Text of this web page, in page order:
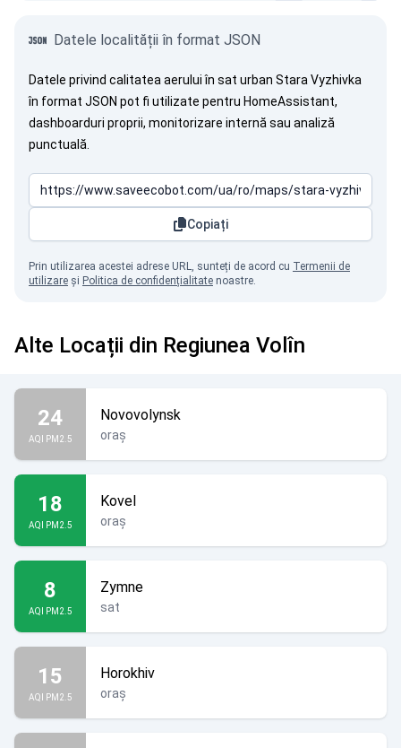
Datele localității în format JSON
Datele privind calitatea aerului în sat urban Stara Vyzhivka
în format JSON pot fi utilizate pentru HomeAssistant,
dashboarduri proprii, monitorizare internă sau analiză
punctuală.
Copiați
Prin utilizarea acestei adrese URL, sunteți de acord cu Termenii de
utilizare și Politica de confidențialitate noastre.
Alte Locații din Regiunea Volîn
24
AQI PM2.5
Novovolynsk
oraș
18
AQI PM2.5
Kovel
oraș
8
AQI PM2.5
Zymne
sat
15
AQI PM2.5
Horokhiv
oraș